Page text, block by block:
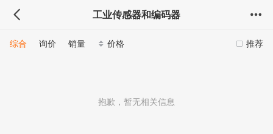
工业传感器和编码器
推荐
综合 询价 销量 价格
抱歉，暂无相关信息